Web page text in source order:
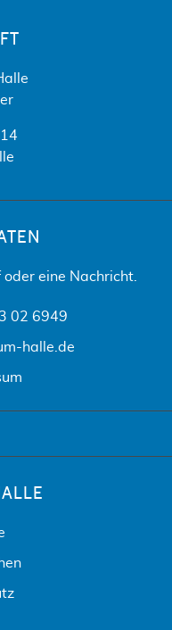
eine Nachricht.
02 6949
halle.de